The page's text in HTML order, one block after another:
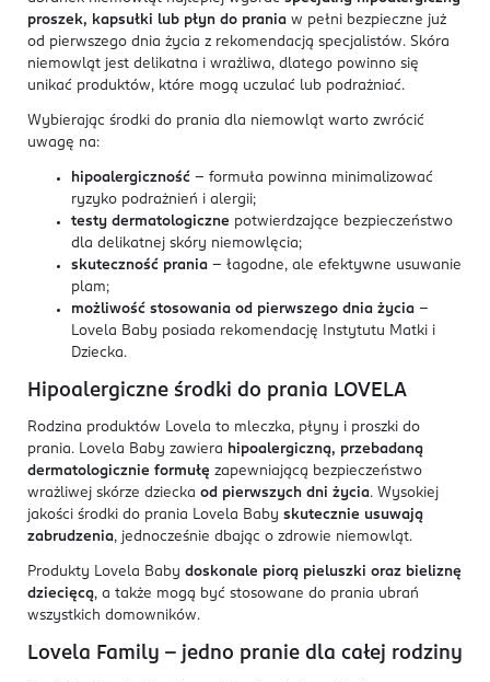
proszek, kapsułki lub płyn do prania w pełni bezpieczne już
od pierwszego dnia życia z rekomendacją specjalistów. Skóra
niemowląt jest delikatna i wrażliwa, dlatego powinno się
unikać produktów, które mogą uczulać lub podrażniać.
Wybierając środki do prania dla niemowląt warto zwrócić
uwagę na:
hipoalergiczność – formuła powinna minimalizować
ryzyko podrażnień i alergii;
testy dermatologiczne potwierdzające bezpieczeństwo
dla delikatnej skóry niemowlęcia;
skuteczność prania – łagodne, ale efektywne usuwanie
plam;
możliwość stosowania od pierwszego dnia życia –
Lovela Baby posiada rekomendację Instytutu Matki i
Dziecka.
Hipoalergiczne środki do prania LOVELA
Rodzina produktów Lovela to mleczka, płyny i proszki do
prania. Lovela Baby zawiera hipoalergiczną, przebadaną
dermatologicznie formułę zapewniającą bezpieczeństwo
wrażliwej skórze dziecka od pierwszych dni życia. Wysokiej
jakości środki do prania Lovela Baby skutecznie usuwają
zabrudzenia, jednocześnie dbając o zdrowie niemowląt.
Produkty Lovela Baby doskonale piorą pieluszki oraz bieliznę
dziecięcą, a także mogą być stosowane do prania ubrań
wszystkich domowników.
Lovela Family – jedno pranie dla całej rodziny